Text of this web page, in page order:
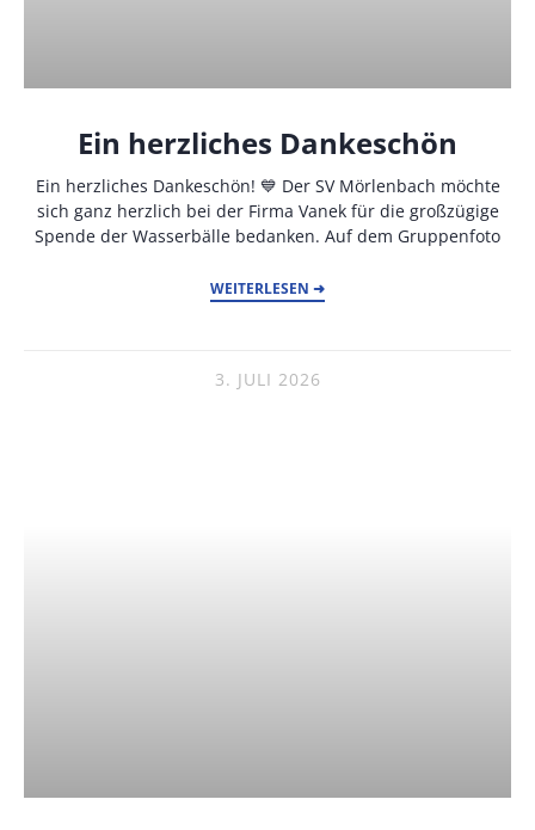
Ein herzliches Dankeschön
Ein herzliches Dankeschön! 💙 Der SV Mörlenbach möchte
sich ganz herzlich bei der Firma Vanek für die großzügige
Spende der Wasserbälle bedanken. Auf dem Gruppenfoto
WEITERLESEN ➜
3. JULI 2026